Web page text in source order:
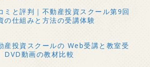
ミと評判｜不動産投資スクール第9回
の仕組みと方法の受講体験
産投資スクールの Web受講と教室受
DVD動画の教材比較